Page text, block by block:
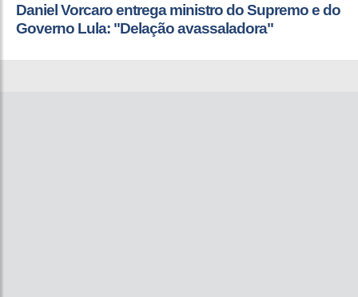
Daniel Vorcaro entrega ministro do Supremo e do
Governo Lula: "Delação avassaladora"